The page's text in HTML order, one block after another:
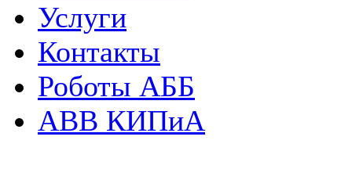
Услуги
Контакты
Роботы АББ
ABB КИПиА